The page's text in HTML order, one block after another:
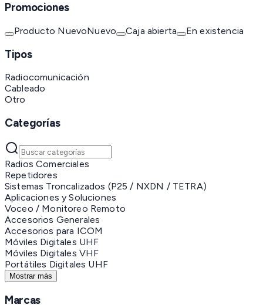
Promociones
Producto NuevoNuevo Caja abierta En existencia
Tipos
Radiocomunicación
Cableado
Otro
Categorías
Radios Comerciales
Repetidores
Sistemas Troncalizados (P25 / NXDN / TETRA)
Aplicaciones y Soluciones
Voceo / Monitoreo Remoto
Accesorios Generales
Accesorios para ICOM
Móviles Digitales UHF
Móviles Digitales VHF
Portátiles Digitales UHF
Mostrar más
Marcas